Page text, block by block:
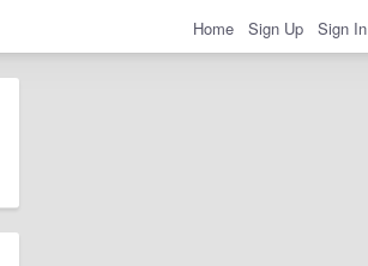
Home Sign Up Sign In